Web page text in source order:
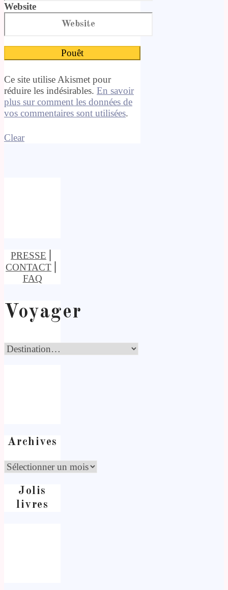
Website
Ce site utilise Akismet pour
réduire les indésirables. En savoir
plus sur comment les données de
vos commentaires sont utilisées.
Clear
PRESSE
CONTACT
FAQ
Voyager
Archives
Jolis
livres